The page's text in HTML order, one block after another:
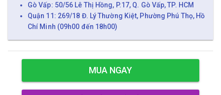
Gò Vấp: 50/56 Lê Thị Hồng, P.17, Q. Gò Vấp, TP. HCM
Quận 11: 269/18 Đ. Lý Thường Kiệt, Phường Phú Thọ, Hồ
Chí Minh (09h00 đến 18h00)
MUA NGAY